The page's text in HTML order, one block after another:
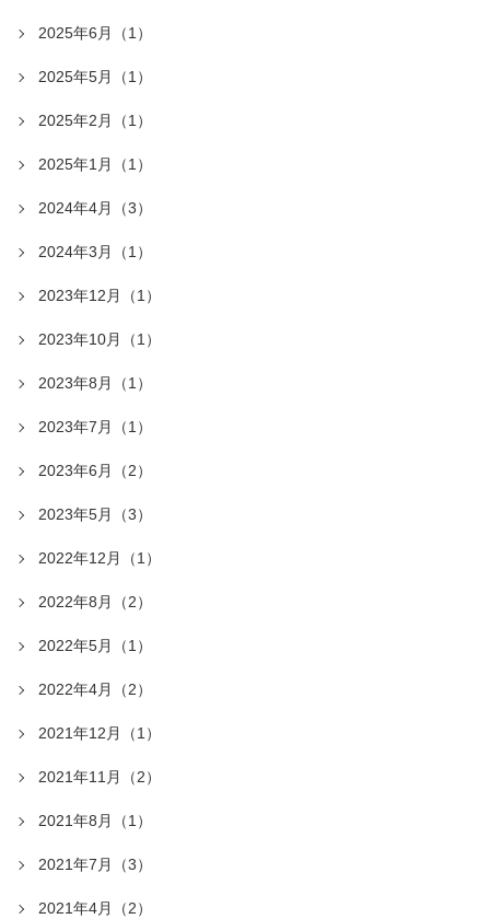
2025年6月（1）
2025年5月（1）
2025年2月（1）
2025年1月（1）
2024年4月（3）
2024年3月（1）
2023年12月（1）
2023年10月（1）
2023年8月（1）
2023年7月（1）
2023年6月（2）
2023年5月（3）
2022年12月（1）
2022年8月（2）
2022年5月（1）
2022年4月（2）
2021年12月（1）
2021年11月（2）
2021年8月（1）
2021年7月（3）
2021年4月（2）